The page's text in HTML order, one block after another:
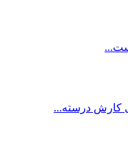
کارش درسته...